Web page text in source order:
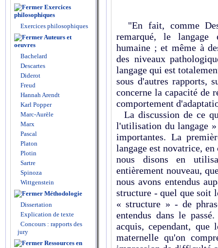
Exercices
philosophiques
Exercices philosophiques
Auteurs et
oeuvres
Bachelard
Descartes
Diderot
Freud
Hannah Arendt
Karl Popper
Marc-Aurèle
Marx
Pascal
Platon
Plotin
Sartre
Spinoza
Wittgenstein
Méthodologie
Dissertation
Explication de texte
Concours : rapports des
jury
Ressources en
"En fait, comme
remarqué, le langage
humaine ; et même à
des niveaux
langage qui est
sous d'autres rapports,
concerne la capacité de
comportement
La discussion de ce
l'utilisation du langage
importantes. La
langage est novatrice, en
nous disons en
entièrement nouveau,
nous avons entendus
structure - quel que soit
« structure » - de
entendus dans le
acquis, cependant, que
maternelle qu'on